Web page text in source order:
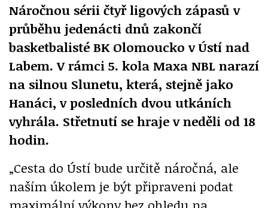
Náročnou sérii čtyř ligových zápasů v
průběhu jedenácti dnů zakončí
basketbalisté BK Olomoucko v Ústí nad
Labem. V rámci 5. kola Maxa NBL narazí
na silnou Slunetu, která, stejně jako
Hanáci, v posledních dvou utkáních
vyhrála. Střetnutí se hraje v neděli od 18
hodin.
„Cesta do Ústí bude určitě náročná, ale
naším úkolem je být připraveni podat